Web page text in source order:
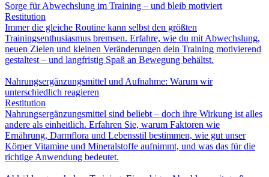
Sorge für Abwechslung im Training – und bleib motiviert
Restitution
Immer die gleiche Routine kann selbst den größten
Trainingsenthusiasmus bremsen. Erfahre, wie du mit Abwechslung,
neuen Zielen und kleinen Veränderungen dein Training motivierend
gestaltest – und langfristig Spaß an Bewegung behältst.
Nahrungsergänzungsmittel und Aufnahme: Warum wir
unterschiedlich reagieren
Restitution
Nahrungsergänzungsmittel sind beliebt – doch ihre Wirkung ist alles
andere als einheitlich. Erfahren Sie, warum Faktoren wie
Ernährung, Darmflora und Lebensstil bestimmen, wie gut unser
Körper Vitamine und Mineralstoffe aufnimmt, und was das für die
richtige Anwendung bedeutet.